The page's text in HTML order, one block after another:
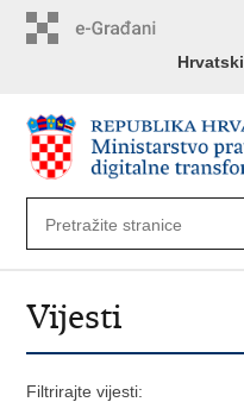
Hrvatski
Vijesti
Filtrirajte vijesti: